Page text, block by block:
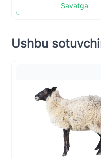
Savatga
Ushbu